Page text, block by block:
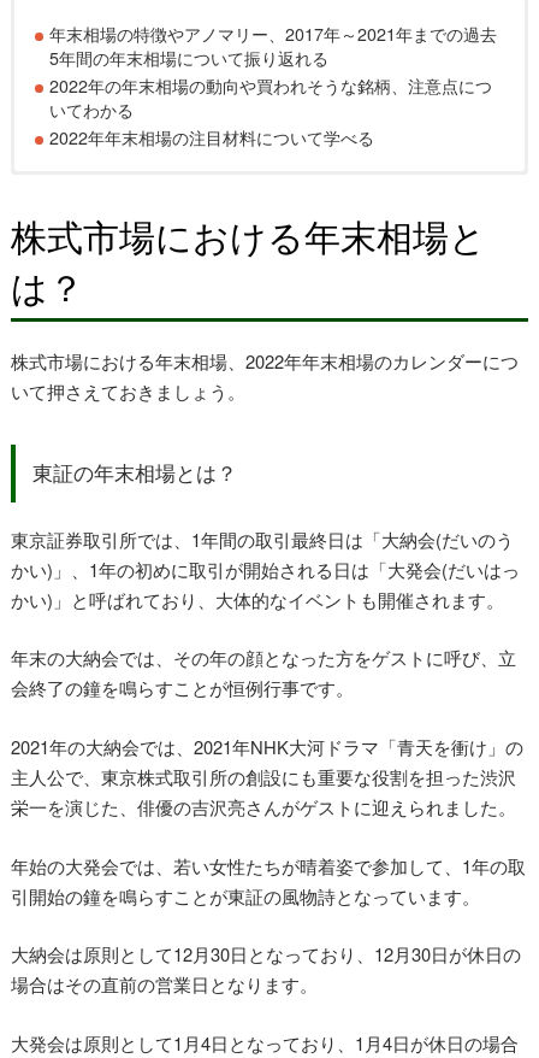
年末相場の特徴やアノマリー、2017年～2021年までの過去
5年間の年末相場について振り返れる
2022年の年末相場の動向や買われそうな銘柄、注意点につ
いてわかる
2022年年末相場の注目材料について学べる
株式市場における年末相場と
は？
株式市場における年末相場、2022年年末相場のカレンダーにつ
いて押さえておきましょう。
東証の年末相場とは？
東京証券取引所では、1年間の取引最終日は「大納会(だいのう
かい)」、1年の初めに取引が開始される日は「大発会(だいはっ
かい)」と呼ばれており、大体的なイベントも開催されます。
年末の大納会では、その年の顔となった方をゲストに呼び、立
会終了の鐘を鳴らすことが恒例行事です。
2021年の大納会では、2021年NHK大河ドラマ「青天を衝け」の
主人公で、東京株式取引所の創設にも重要な役割を担った渋沢
栄一を演じた、俳優の吉沢亮さんがゲストに迎えられました。
年始の大発会では、若い女性たちが晴着姿で参加して、1年の取
引開始の鐘を鳴らすことが東証の風物詩となっています。
大納会は原則として12月30日となっており、12月30日が休日の
場合はその直前の営業日となります。
大発会は原則として1月4日となっており、1月4日が休日の場合